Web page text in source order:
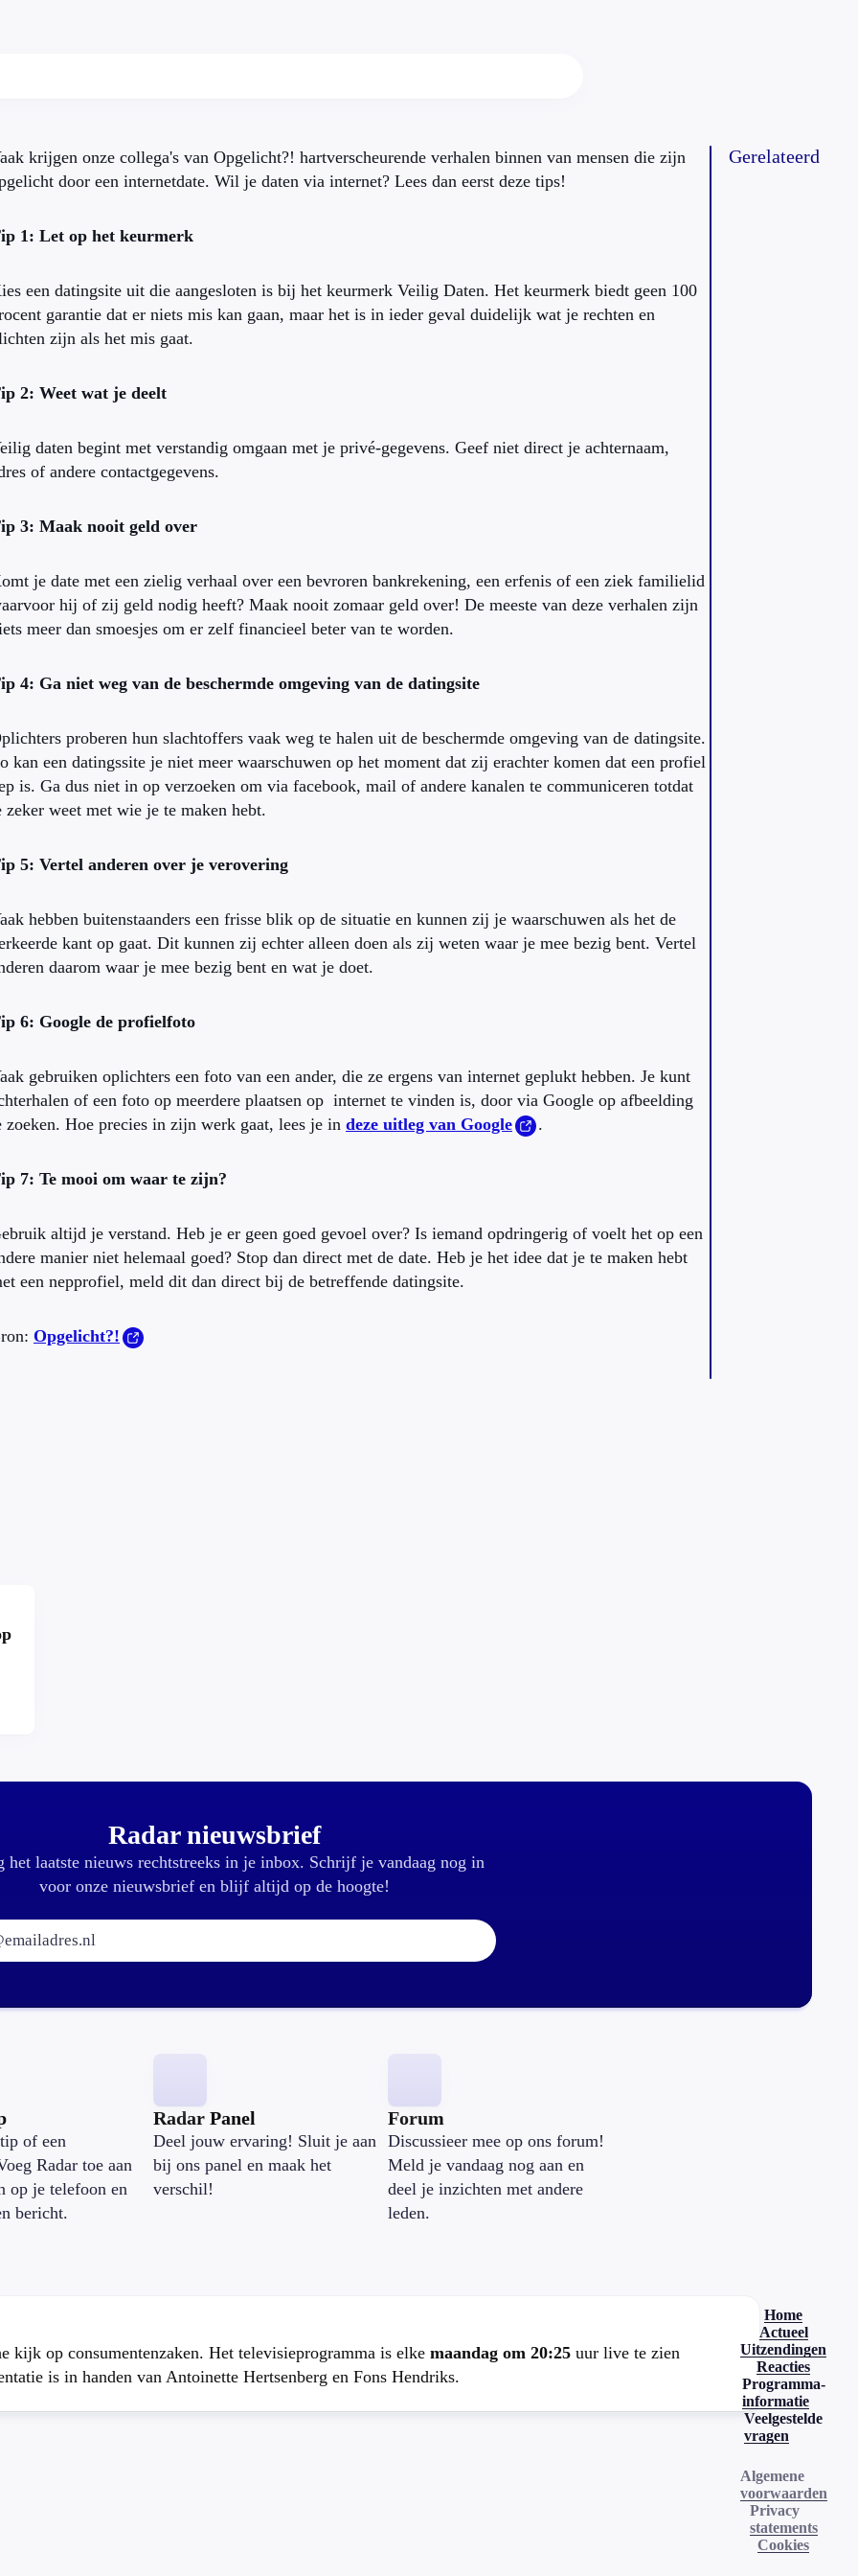
krijgen onze collega's van Opgelicht?! hartverscheurende verhalen binnen van mensen die zijn
door een internetdate. Wil je daten via internet? Lees dan eerst deze tips!
1: Let op het keurmerk
een datingsite uit die aangesloten is bij het keurmerk Veilig Daten. Het keurmerk biedt geen 100
garantie dat er niets mis kan gaan, maar het is in ieder geval duidelijk wat je rechten en
zijn als het mis gaat.
2: Weet wat je deelt
daten begint met verstandig omgaan met je privé-gegevens. Geef niet direct je achternaam,
of andere contactgegevens.
3: Maak nooit geld over
je date met een zielig verhaal over een bevroren bankrekening, een erfenis of een ziek familielid
hij of zij geld nodig heeft? Maak nooit zomaar geld over! De meeste van deze verhalen zijn
meer dan smoesjes om er zelf financieel beter van te worden.
4: Ga niet weg van de beschermde omgeving van de datingsite
proberen hun slachtoffers vaak weg te halen uit de beschermde omgeving van de datingsite.
kan een datingssite je niet meer waarschuwen op het moment dat zij erachter komen dat een profiel
is. Ga dus niet in op verzoeken om via facebook, mail of andere kanalen te communiceren totdat
zeker weet met wie je te maken hebt.
5: Vertel anderen over je verovering
hebben buitenstaanders een frisse blik op de situatie en kunnen zij je waarschuwen als het de
kant op gaat. Dit kunnen zij echter alleen doen als zij weten waar je mee bezig bent. Vertel
daarom waar je mee bezig bent en wat je doet.
6: Google de profielfoto
gebruiken oplichters een foto van een ander, die ze ergens van internet geplukt hebben. Je kunt
of een foto op meerdere plaatsen op internet te vinden is, door via Google op afbeelding
zoeken. Hoe precies in zijn werk gaat, lees je in deze uitleg van Google .
7: Te mooi om waar te zijn?
altijd je verstand. Heb je er geen goed gevoel over? Is iemand opdringerig of voelt het op een
manier niet helemaal goed? Stop dan direct met de date. Heb je het idee dat je te maken hebt
een nepprofiel, meld dit dan direct bij de betreffende datingsite.
Opgelicht?!
Gerelateerd
Radar nieuwsbrief
het laatste nieuws rechtstreeks in je inbox. Schrijf je vandaag nog in
voor onze nieuwsbrief en blijf altijd op de hoogte!
E-mailadres:
of een
Radar toe aan
op je telefoon en
bericht.
Radar Panel
Deel jouw ervaring! Sluit je aan
bij ons panel en maak het
verschil!
Forum
Discussieer mee op ons forum!
Meld je vandaag nog aan en
deel je inzichten met andere
leden.
kijk op consumentenzaken. Het televisieprogramma is elke maandag om 20:25 uur live te zien
is in handen van Antoinette Hertsenberg en Fons Hendriks.
Home
Actueel
Uitzendingen
Reacties
Programma-
informatie
Veelgestelde
vragen
Algemene
voorwaarden
Privacy
statements
Cookies